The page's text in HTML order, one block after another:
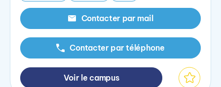
Contacter par mail
Contacter par téléphone
Voir le campus